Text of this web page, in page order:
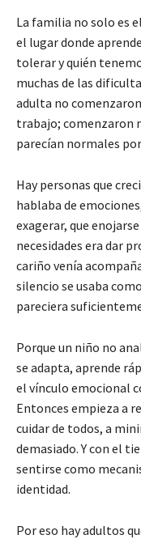
La familia no solo es
el lugar donde
tolerar y quién
muchas de las
adulta no
trabajo; comenzaron
parecían normales
Hay personas que
hablaba de
exagerar, que
necesidades era dar
cariño venía
silencio se usaba
pareciera
Porque un niño no
se adapta, aprende
el vínculo emocional
Entonces empieza a
cuidar de todos, a
demasiado. Y con el
sentirse como
identidad.
Por eso hay adultos